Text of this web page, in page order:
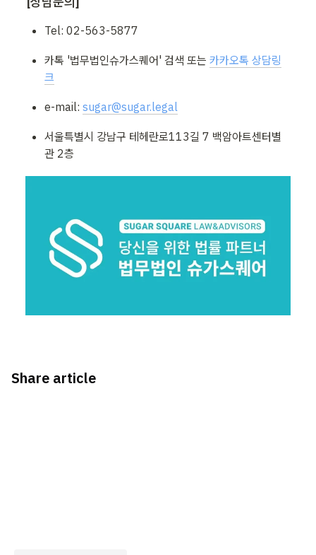
Tel: 02-563-5877
카톡 '법무법인슈가스퀘어' 검색 또는 카카오톡 상담링
크
e-mail: sugar@sugar.legal
서울특별시 강남구 테헤란로113길 7 백암아트센터별
관 2층
Share article